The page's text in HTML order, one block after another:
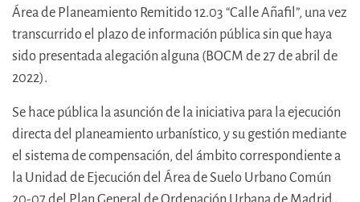
Área de Planeamiento Remitido 12.03 “Calle Añafil”, una vez
transcurrido el plazo de información pública sin que haya
sido presentada alegación alguna (BOCM de 27 de abril de
2022).
Se hace pública la asunción de la iniciativa para la ejecución
directa del planeamiento urbanístico, y su gestión mediante
el sistema de compensación, del ámbito correspondiente a
la Unidad de Ejecución del Área de Suelo Urbano Común